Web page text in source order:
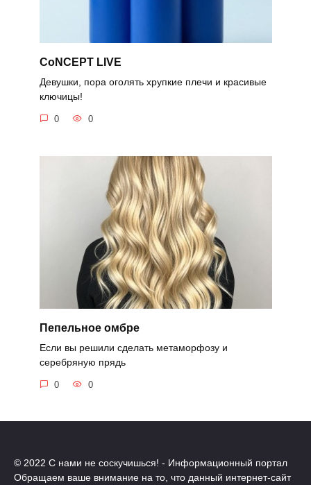
CoNCEPT LIVE
Девушки, пора оголять хрупкие плечи и красивые
ключицы!
0 0
Пепельное омбре
Если вы решили сделать метаморфозу и
серебряную прядь
0 0
© 2022 С нами не соскучишься! - Информационный портал
Обращаем ваше внимание на то, что данный интернет-сайт